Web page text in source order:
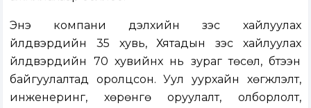
Энэ компани дэлхийн зэс хайлуулах
үйлдвэрүүдийн 35 хувь, Хятадын зэс хайлуулах
үйлдвэрүүдийн 70 хувийнх нь зураг төсөл, бүтээн
байгуулалтад оролцсон. Уул уурхайн хөгжүүлэлт,
инженеринг, хөрөнгө оруулалт, олборлолт,